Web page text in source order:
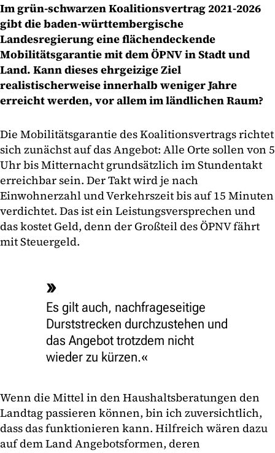
Im grün-schwarzen Koalitionsvertrag 2021-2026
gibt die baden-württembergische
Landesregierung eine flächendeckende
Mobilitätsgarantie mit dem ÖPNV in Stadt und
Land. Kann dieses ehrgeizige Ziel
realistischerweise innerhalb weniger Jahre
erreicht werden, vor allem im ländlichen Raum?
Die Mobilitätsgarantie des Koalitionsvertrags richtet
sich zunächst auf das Angebot: Alle Orte sollen von 5
Uhr bis Mitternacht grundsätzlich im Stundentakt
erreichbar sein. Der Takt wird je nach
Einwohnerzahl und Verkehrszeit bis auf 15 Minuten
verdichtet. Das ist ein Leistungsversprechen und
das kostet Geld, denn der Großteil des ÖPNV fährt
mit Steuergeld.
Es gilt auch, nachfrageseitige
Durststrecken durchzustehen und
das Angebot trotzdem nicht
wieder zu kürzen.
Wenn die Mittel in den Haushaltsberatungen den
Landtag passieren können, bin ich zuversichtlich,
dass das funktionieren kann. Hilfreich wären dazu
auf dem Land Angebotsformen, deren